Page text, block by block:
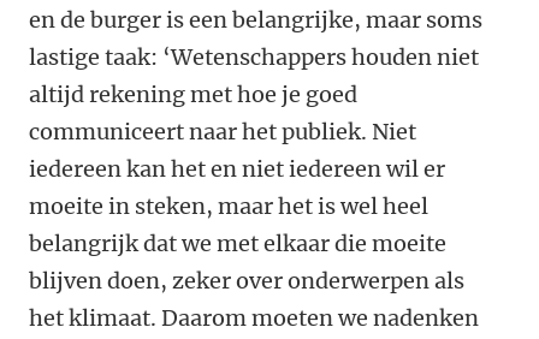
en de burger is een belangrijke, maar soms
lastige taak: ‘Wetenschappers houden niet
altijd rekening met hoe je goed
communiceert naar het publiek. Niet
iedereen kan het en niet iedereen wil er
moeite in steken, maar het is wel heel
belangrijk dat we met elkaar die moeite
blijven doen, zeker over onderwerpen als
het klimaat. Daarom moeten we nadenken